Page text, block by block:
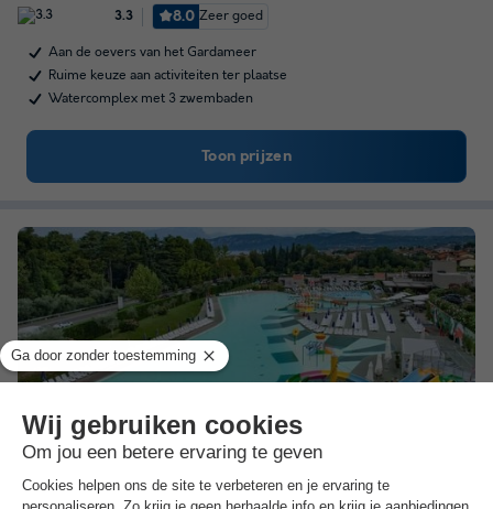
3.3 8.0 Zeer goed
Aan de oevers van het Gardameer
Ruime keuze aan activiteiten ter plaatse
Watercomplex met 3 zwembaden
Toon prijzen
Camping Cisano San Vito ★★★★